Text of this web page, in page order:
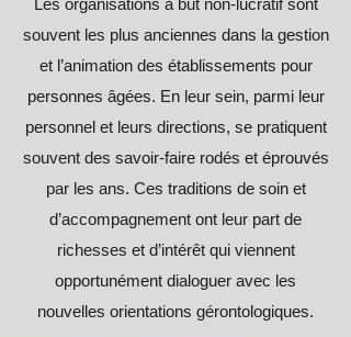
Les organisations à but non-lucratif sont
souvent les plus anciennes dans la gestion
et l’animation des établissements pour
personnes âgées. En leur sein, parmi leur
personnel et leurs directions, se pratiquent
souvent des savoir-faire rodés et éprouvés
par les ans. Ces traditions de soin et
d’accompagnement ont leur part de
richesses et d’intérêt qui viennent
opportunément dialoguer avec les
nouvelles orientations gérontologiques.